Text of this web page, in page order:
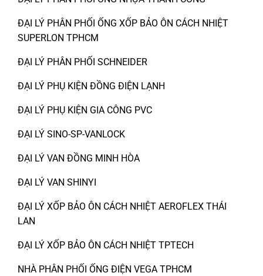
ĐẠI LÝ PHÂN PHỐI ỐNG XỐP BẢO ÔN CÁCH NHIỆT
SUPERLON TPHCM
ĐẠI LÝ PHÂN PHỐI SCHNEIDER
ĐẠI LÝ PHỤ KIỆN ĐỒNG ĐIỆN LẠNH
ĐẠI LÝ PHỤ KIỆN GIA CÔNG PVC
ĐẠI LÝ SINO-SP-VANLOCK
ĐẠI LÝ VAN ĐỒNG MINH HÒA
ĐẠI LÝ VAN SHINYI
ĐẠI LÝ XỐP BẢO ÔN CÁCH NHIỆT AEROFLEX THÁI
LAN
ĐẠI LÝ XỐP BẢO ÔN CÁCH NHIỆT TPTECH
NHÀ PHÂN PHỐI ỐNG ĐIỆN VEGA TPHCM